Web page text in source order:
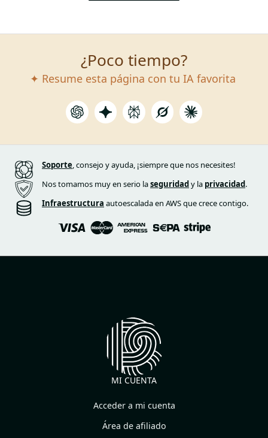
¿Poco tiempo?
✦ Resume esta página con tu IA favorita
Soporte, consejo y ayuda, ¡siempre que nos necesites!
Nos tomamos muy en serio laseguridady la privacidad.
Infraestructura autoescalada en AWS que crece contigo.
MI CUENTA
Acceder a mi cuenta
Área de afiliado